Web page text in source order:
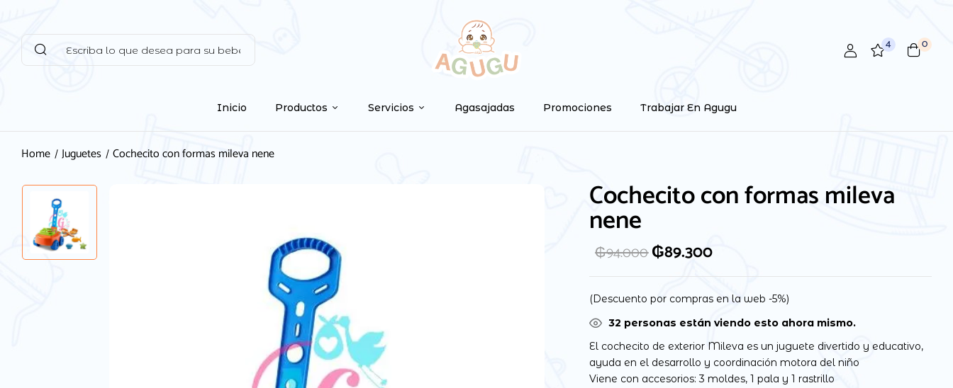
4 0
Inicio Productos Servicios Agasajadas Promociones Trabajar En Agugu
Home Juguetes Cochecito con formas mileva nene
Cochecito con formas mileva
nene
₲94.000₲89.300
(Descuento por compras en la web -5%)
32 personas están viendo esto ahora mismo.
El cochecito de exterior Mileva es un juguete divertido y educativo,
ayuda en el desarrollo y coordinación motora del niño
Viene con accesorios: 3 moldes, 1 pala y 1 rastrillo